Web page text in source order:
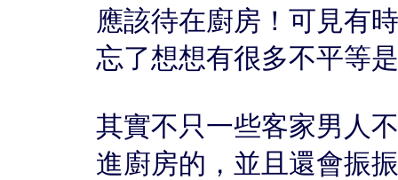
應該待在廚房！可見有
忘了想想有很多不平等
其實不只一些客家男人
進廚房的，並且還會振